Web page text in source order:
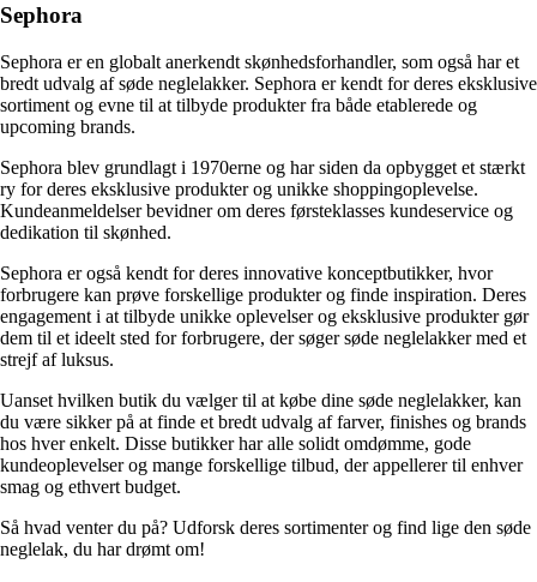
Sephora
Sephora er en globalt anerkendt skønhedsforhandler, som også har et
bredt udvalg af søde neglelakker. Sephora er kendt for deres eksklusive
sortiment og evne til at tilbyde produkter fra både etablerede og
upcoming brands.
Sephora blev grundlagt i 1970erne og har siden da opbygget et stærkt
ry for deres eksklusive produkter og unikke shoppingoplevelse.
Kundeanmeldelser bevidner om deres førsteklasses kundeservice og
dedikation til skønhed.
Sephora er også kendt for deres innovative konceptbutikker, hvor
forbrugere kan prøve forskellige produkter og finde inspiration. Deres
engagement i at tilbyde unikke oplevelser og eksklusive produkter gør
dem til et ideelt sted for forbrugere, der søger søde neglelakker med et
strejf af luksus.
Uanset hvilken butik du vælger til at købe dine søde neglelakker, kan
du være sikker på at finde et bredt udvalg af farver, finishes og brands
hos hver enkelt. Disse butikker har alle solidt omdømme, gode
kundeoplevelser og mange forskellige tilbud, der appellerer til enhver
smag og ethvert budget.
Så hvad venter du på? Udforsk deres sortimenter og find lige den søde
neglelak, du har drømt om!